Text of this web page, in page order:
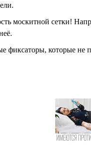
москитной сетки!
фиксаторы, которые не